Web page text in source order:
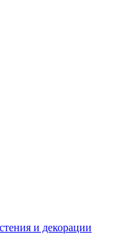
и декорации